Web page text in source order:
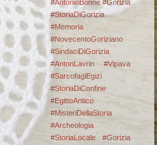
#AntonioBonne #Gorizia
#StoriaDiGorizia
#Memoria
#NovecentoGoriziano
#SindaciDiGorizia
#AntonLavrin #Vipava
#SarcofagiEgizi
#StoriaDiConfine
#EgittoAntico
#MisteriDellaStoria
#Archeologia
#StoriaLocale #Gorizia